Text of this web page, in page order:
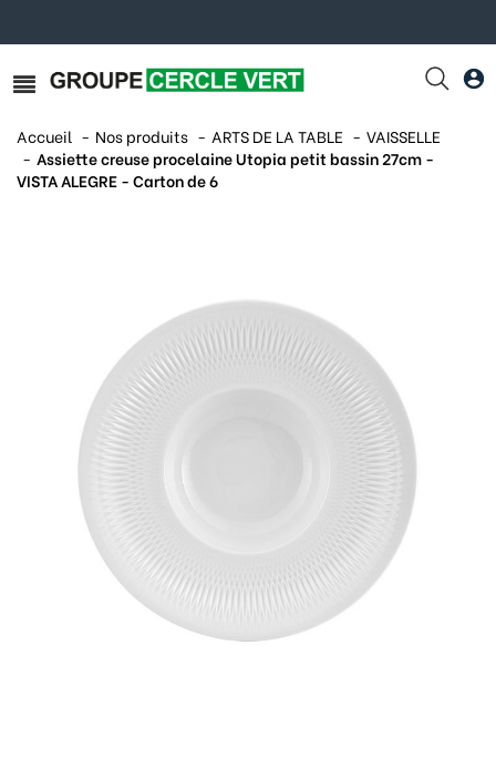
Accueil Nos produits ARTS DE LA TABLE
VAISSELLE
Assiette creuse procelaine Utopia petit bassin 27cm -
VISTA ALEGRE - Carton de 6